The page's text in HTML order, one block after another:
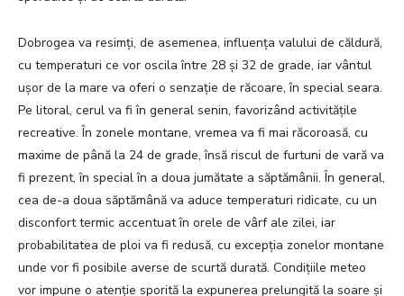
Dobrogea va resimți, de asemenea, influența valului de căldură,
cu temperaturi ce vor oscila între 28 și 32 de grade, iar vântul
ușor de la mare va oferi o senzație de răcoare, în special seara.
Pe litoral, cerul va fi în general senin, favorizând activitățile
recreative. În zonele montane, vremea va fi mai răcoroasă, cu
maxime de până la 24 de grade, însă riscul de furtuni de vară va
fi prezent, în special în a doua jumătate a săptămânii. În general,
cea de-a doua săptămână va aduce temperaturi ridicate, cu un
disconfort termic accentuat în orele de vârf ale zilei, iar
probabilitatea de ploi va fi redusă, cu excepția zonelor montane
unde vor fi posibile averse de scurtă durată. Condițiile meteo
vor impune o atenție sporită la expunerea prelungită la soare și